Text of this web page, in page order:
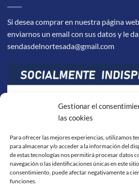
Gestionar el
las cookies
Para ofrecer las mejores experiencias, utilizamos
para almacenar y/o acceder a la información del
de estas tecnologías nos permitirá procesar datos
navegación o las identificaciones únicas en este
consentimiento, puede afectar negativamente a
funciones.
Si desea comprar en nuestra página
enviarnos un email con sus datos y le
sendasdelnortesada@gmail.com